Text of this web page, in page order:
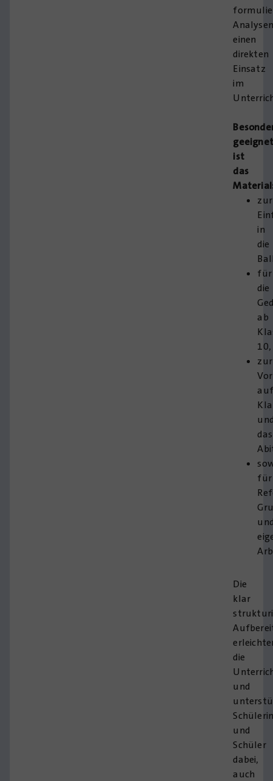
Analysen
einen
direkten
Einsatz
im
geeignet
ist
das
zur
in
die
für
die
ab
10,
zur
auf
das
für
Die
klar
die
und
und
Schüler
dabei,
auch